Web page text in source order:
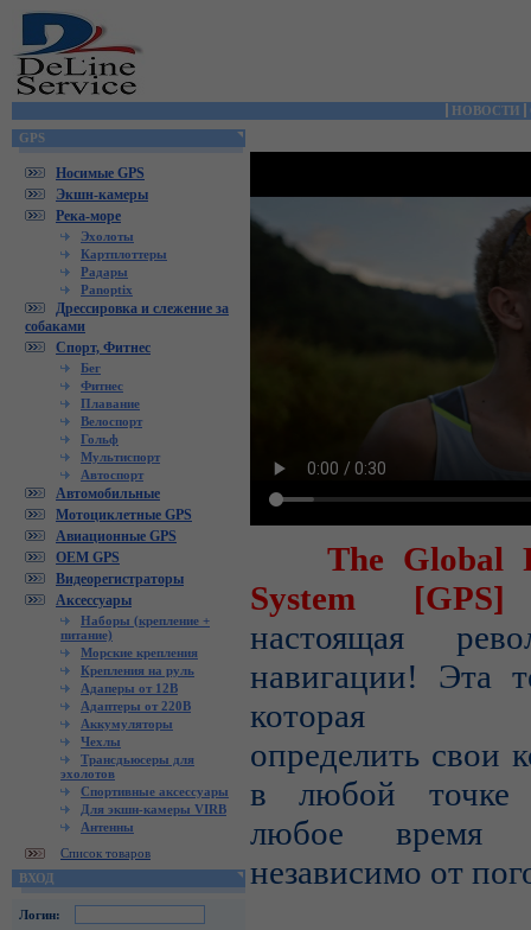
НОВОСТИ
GPS
Носимые GPS
Экшн-камеры
Река-море
Эхолоты
Картплоттеры
Радары
Panoptix
Дрессировка и слежение за
собаками
Спорт, Фитнес
Бег
Фитнес
Плавание
Велоспорт
Гольф
Мультиспорт
Автоспорт
Автомобильные
Мотоциклетные GPS
Авиационные GPS
OEM GPS
Видеорегистраторы
Аксессуары
Наборы (крепление +
питание)
Морские крепления
Крепления на руль
Адаперы от 12В
Адаптеры от 220В
Аккумуляторы
Чехлы
Трансдьюсеры для
эхолотов
Спортивные аксессуары
Для экшн-камеры VIRB
Антенны
Список товаров
ВХОД
Логин:
The Global
System
настоящая
навигации! Эта
которая
определить свои
в любой точке
любое время
независимо от